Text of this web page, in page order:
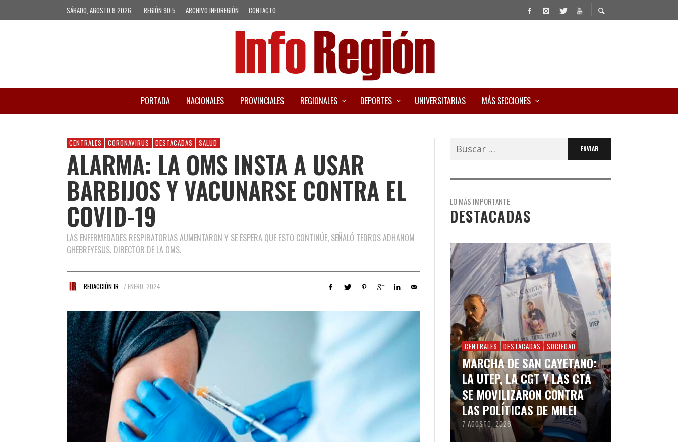
SÁBADO, AGOSTO 8 2026 REGIÓN 90.5 ARCHIVO INFOREGIÓN CONTACTO
PORTADA NACIONALES PROVINCIALES REGIONALES DEPORTES UNIVERSITARIAS MÁS SECCIONES
CENTRALES CORONAVIRUS DESTACADAS SALUD
ALARMA: LA OMS INSTA A USAR
BARBIJOS Y VACUNARSE CONTRA EL
COVID-19
LAS ENFERMEDADES RESPIRATORIAS AUMENTARON Y SE ESPERA QUE ESTO CONTINÚE, SEÑALÓ TEDROS ADHANOM
GHEBREYESUS, DIRECTOR DE LA OMS.
REDACCIÓN IR 7 ENERO, 2024
Buscar:
LO MÁS IMPORTANTE
DESTACADAS
CENTRALES DESTACADAS SOCIEDAD
MARCHA DE SAN CAYETANO:
LA UTEP, LA CGT Y LAS CTA
SE MOVILIZARON CONTRA
LAS POLÍTICAS DE MILEI
7 AGOSTO, 2026